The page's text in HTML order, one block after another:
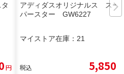
円
アディダスオリジナルス スー
パースター GW6227
マイストア在庫： 21
税込 5,850